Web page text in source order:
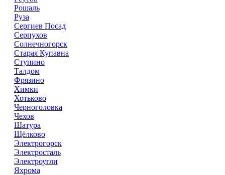
Рошаль
Руза
Сергиев Посад
Серпухов
Солнечногорск
Старая Купавна
Ступино
Талдом
Фрязино
Химки
Хотьково
Черноголовка
Чехов
Шатура
Щёлково
Электрогорск
Электросталь
Электроугли
Яхрома